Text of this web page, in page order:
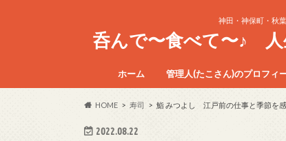
神田・神保町・秋
呑んで〜食べて〜♪ 人
ホーム 管理人(たこさん)のプロフィ
HOME 寿司 鮨 みつよし 江戸前の仕事と季節を
2022.08.22